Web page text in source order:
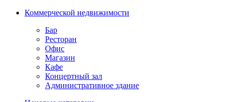
Коммерческой недвижимости
Бар
Ресторан
Офис
Магазин
Кафе
Концертный зал
Административное здание